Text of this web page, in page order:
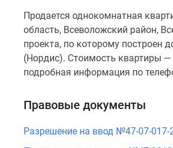
Продается однокомнатная
область, Всеволожский район,
проекта, по которому
(Нордис). Стоимость квартиры
подробная информация по
Правовые документы
Разрешение на ввод №47-07-017-